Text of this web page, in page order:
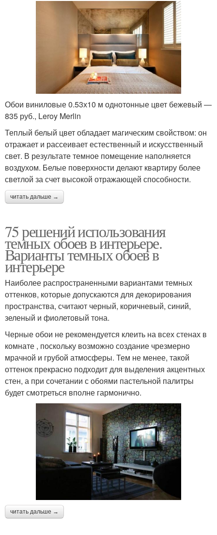
Обои виниловые 0.53х10 м однотонные цвет бежевый —
835 руб., Leroy Merlin
Теплый белый цвет обладает магическим свойством: он
отражает и рассеивает естественный и искусственный
свет. В результате темное помещение наполняется
воздухом. Белые поверхности делают квартиру более
светлой за счет высокой отражающей способности.
читать дальше →
75 решений использования
темных обоев в интерьере.
Варианты темных обоев в
интерьере
Наиболее распространенными вариантами темных
оттенков, которые допускаются для декорирования
пространства, считают черный, коричневый, синий,
зеленый и фиолетовый тона.
Черные обои не рекомендуется клеить на всех стенах в
комнате , поскольку возможно создание чрезмерно
мрачной и грубой атмосферы. Тем не менее, такой
оттенок прекрасно подходит для выделения акцентных
стен, а при сочетании с обоями пастельной палитры
будет смотреться вполне гармонично.
читать дальше →